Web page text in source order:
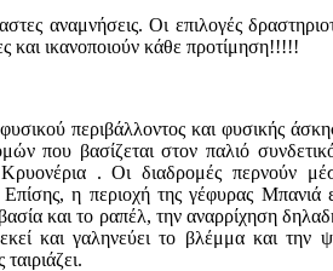
αναμνήσεις. Οι επιλογές
και ικανοποιούν κάθε προτίμηση!!!!!
περιβάλλοντος και φυσικής
που βασίζεται στον παλιό
. Οι διαδρομές περνούν
η περιοχή της γέφυρας
και το ραπέλ, την αναρρίχηση
και γαληνεύει το βλέμμα και